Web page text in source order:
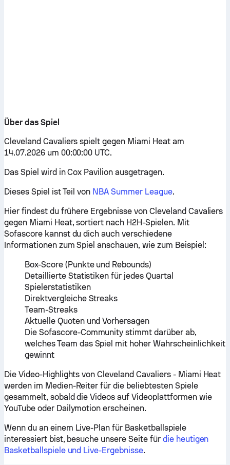
Über das Spiel
Cleveland Cavaliers spielt gegen Miami Heat am
14.07.2026 um 00:00:00 UTC.
Das Spiel wird in Cox Pavilion ausgetragen.
Dieses Spiel ist Teil von NBA Summer League.
Hier findest du frühere Ergebnisse von Cleveland Cavaliers
gegen Miami Heat, sortiert nach H2H-Spielen. Mit
Sofascore kannst du dich auch verschiedene
Informationen zum Spiel anschauen, wie zum Beispiel:
Box-Score (Punkte und Rebounds)
Detaillierte Statistiken für jedes Quartal
Spielerstatistiken
Direktvergleiche Streaks
Team-Streaks
Aktuelle Quoten und Vorhersagen
Die Sofascore-Community stimmt darüber ab,
welches Team das Spiel mit hoher Wahrscheinlichkeit
gewinnt
Die Video-Highlights von Cleveland Cavaliers - Miami Heat
werden im Medien-Reiter für die beliebtesten Spiele
gesammelt, sobald die Videos auf Videoplattformen wie
YouTube oder Dailymotion erscheinen.
Wenn du an einem Live-Plan für Basketballspiele
interessiert bist, besuche unsere Seite für die heutigen
Basketballspiele und Live-Ergebnisse.